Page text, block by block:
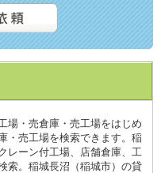
場・売倉庫・売工場をはじめ
・売工場を検索できます。稲
レーン付工場、店舗倉庫、工
索。稲城長沼（稲城市）の貸